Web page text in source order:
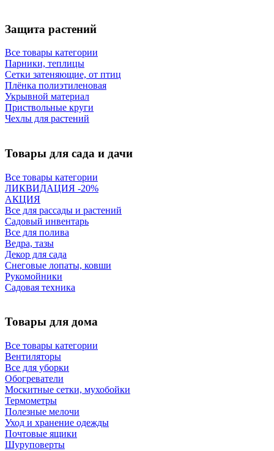
Защита растений
Все товары категории
Парники, теплицы
Сетки затеняющие, от птиц
Плёнка полиэтиленовая
Укрывной материал
Приствольные круги
Чехлы для растений
Товары для сада и дачи
Все товары категории
ЛИКВИДАЦИЯ -20%
АКЦИЯ
Все для рассады и растений
Садовый инвентарь
Все для полива
Ведра, тазы
Декор для сада
Снеговые лопаты, ковши
Рукомойники
Садовая техника
Товары для дома
Все товары категории
Вентиляторы
Все для уборки
Обогреватели
Москитные сетки, мухобойки
Термометры
Полезные мелочи
Уход и хранение одежды
Почтовые ящики
Шуруповерты